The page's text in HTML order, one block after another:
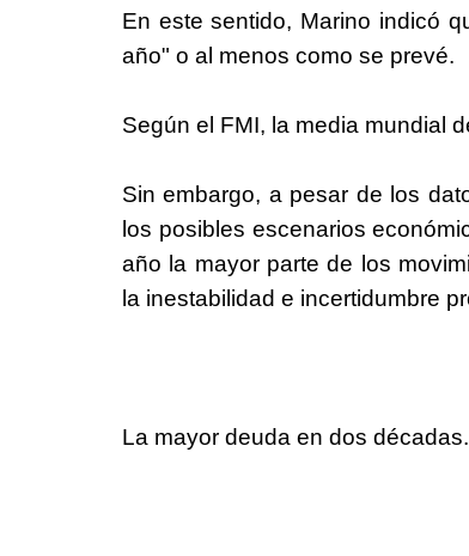
En este sentido, Marino indicó
año" o al menos como se prevé.
Según el FMI, la media mundial
Sin embargo, a pesar de los
los posibles escenarios
año la mayor parte de los
la inestabilidad e incertidumbre
La mayor deuda en dos décadas.